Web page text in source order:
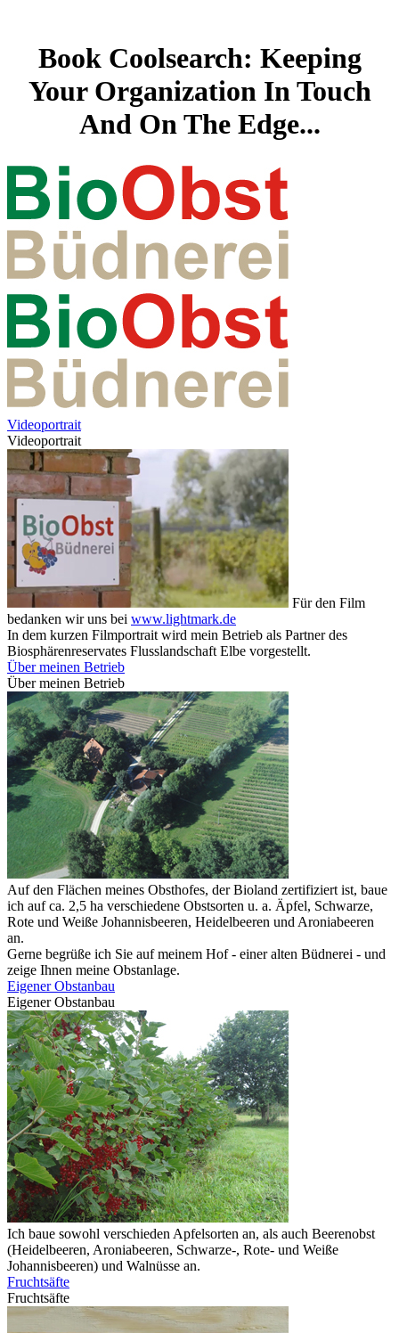
Book Coolsearch: Keeping
Your Organization In Touch
And On The Edge...
Videoportrait
Videoportrait
Für den Film
bedanken wir uns bei www.lightmark.de
In dem kurzen Filmportrait wird mein Betrieb als Partner des
Biosphärenreservates Flusslandschaft Elbe vorgestellt.
Über meinen Betrieb
Über meinen Betrieb
Auf den Flächen meines Obsthofes, der Bioland zertifiziert ist, baue
ich auf ca. 2,5 ha verschiedene Obstsorten u. a. Äpfel, Schwarze,
Rote und Weiße Johannisbeeren, Heidelbeeren und Aroniabeeren
an.
Gerne begrüße ich Sie auf meinem Hof - einer alten Büdnerei - und
zeige Ihnen meine Obstanlage.
Eigener Obstanbau
Eigener Obstanbau
Ich baue sowohl verschieden Apfelsorten an, als auch Beerenobst
(Heidelbeeren, Aroniabeeren, Schwarze-, Rote- und Weiße
Johannisbeeren) und Walnüsse an.
Fruchtsäfte
Fruchtsäfte